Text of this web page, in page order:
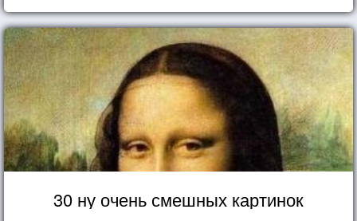
30 ну очень смешных картинок